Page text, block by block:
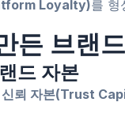
Loyalty)를 형
든 브랜
드 자본
신뢰 자본(Trust